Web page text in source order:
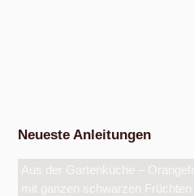
Neueste Anleitungen
Aus der Gartenküche –
mit ganzen schwarzen Früchten